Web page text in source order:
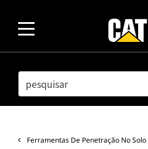
SEARCH
Ferramentas De Penetração No Solo